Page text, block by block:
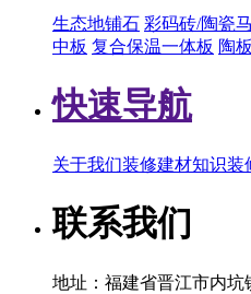
生态地铺石 彩码砖/陶瓷
中板 复合保温一体板 陶板
快速导航
关于我们装修建材知识装
联系我们
地址：福建省晋江市内坑